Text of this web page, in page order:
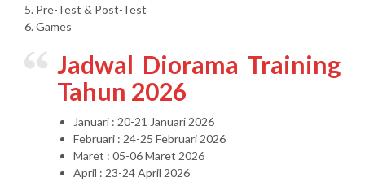
5. Pre-Test & Post-Test
6. Games
Jadwal Diorama Training
Tahun 2026
Januari : 20-21 Januari 2026
Februari : 24-25 Februari 2026
Maret : 05-06 Maret 2026
April : 23-24 April 2026